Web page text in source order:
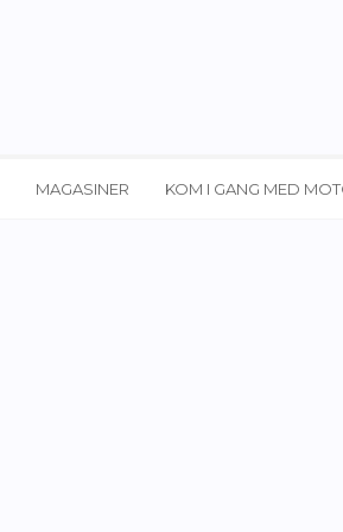
MAGASINER KOM I GANG MED